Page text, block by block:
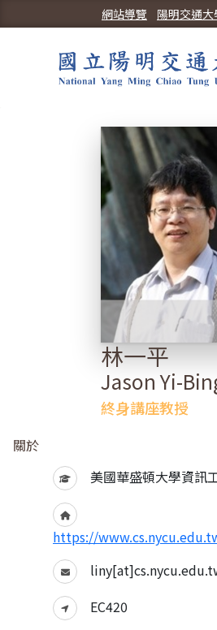
陽明交通大
網站導覽
林一平
Jason Yi-
終身講座教授
關於
美國華盛頓大學資訊
https://
EC420